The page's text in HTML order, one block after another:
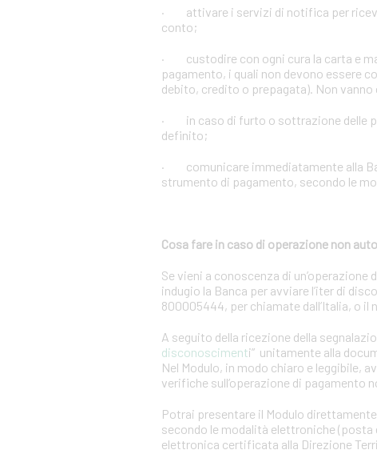
· attivare i servizi di notifica per
conto;
· custodire con ogni cura la carta e
pagamento, i quali non devono essere
debito, credito o prepagata). Non
· in caso di furto o sottrazione delle
definito;
· comunicare immediatamente alla
strumento di pagamento, secondo le
Cosa fare in caso di operazione non
Se vieni a conoscenza di
indugio la Banca per avviare l’iter di
800005444, per chiamate dall’Italia, o il
A seguito della ricezione della
disconoscimenti” unitamente alla
Nel Modulo, in modo chiaro e leggibile,
verifiche sull’operazione di pagamento
Potrai presentare il Modulo
secondo le modalità elettroniche
elettronica certificata alla Direzione